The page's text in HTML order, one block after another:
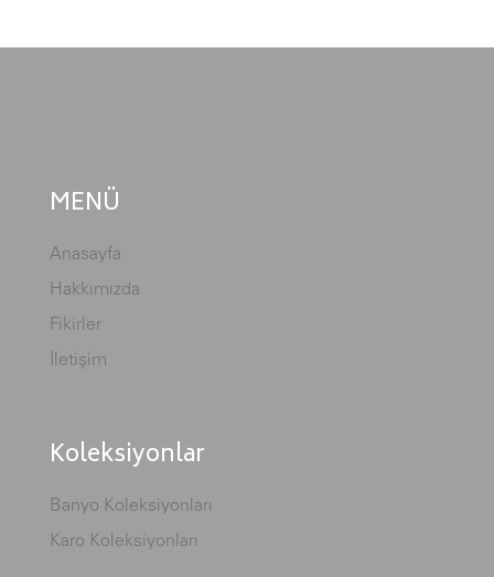
MENÜ
Anasayfa
Hakkımızda
Fikirler
İletişim
Koleksiyonlar
Banyo Koleksiyonları
Karo Koleksiyonları